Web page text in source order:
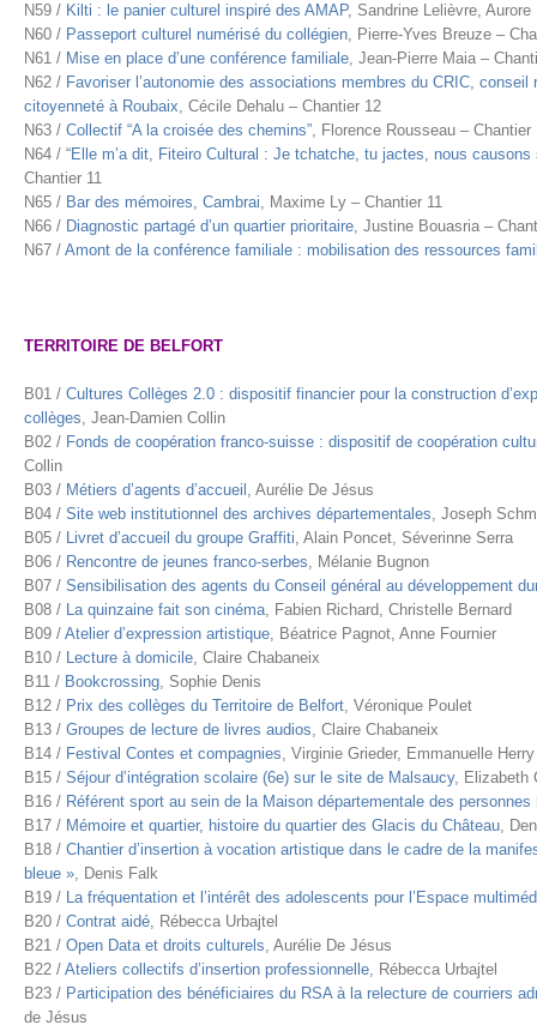
N59 / Kilti : le panier culturel inspiré des AMAP, Sandrine Lelièvre,
N60 / Passeport culturel numérisé du collégien, Pierre-Yves Breuze –
N61 / Mise en place d’une conférence familiale, Jean-Pierre Maia –
N62 / Favoriser l’autonomie des associations membres du CRIC, conseil
citoyenneté à Roubaix, Cécile Dehalu – Chantier 12
N63 / Collectif “A la croisée des chemins”, Florence Rousseau – Chantier
N64 / “Elle m’a dit, Fiteiro Cultural : Je tchatche, tu jactes, nous causons
Chantier 11
N65 / Bar des mémoires, Cambrai, Maxime Ly – Chantier 11
N66 / Diagnostic partagé d’un quartier prioritaire, Justine Bouasria –
N67 / Amont de la conférence familiale : mobilisation des ressources
TERRITOIRE DE BELFORT
B01 / Cultures Collèges 2.0 : dispositif financier pour la construction
collèges, Jean-Damien Collin
B02 / Fonds de coopération franco-suisse : dispositif de coopération
Collin
B03 / Métiers d’agents d’accueil , Aurélie De Jésus
B04 / Site web institutionnel des archives départementales, Joseph
B05 / Livret d’accueil du groupe Graffiti, Alain Poncet, Séverinne Serra
B06 / Rencontre de jeunes franco-serbes, Mélanie Bugnon
B07 / Sensibilisation des agents du Conseil général au développement
B08 / La quinzaine fait son cinéma, Fabien Richard, Christelle Bernard
B09 / Atelier d’expression artistique, Béatrice Pagnot, Anne Fournier
B10 / Lecture à domicile, Claire Chabaneix
B11 / Bookcrossing, Sophie Denis
B12 / Prix des collèges du Territoire de Belfort, Véronique Poulet
B13 / Groupes de lecture de livres audios, Claire Chabaneix
B14 / Festival Contes et compagnies, Virginie Grieder, Emmanuelle Herry
B15 / Séjour d’intégration scolaire (6e) sur le site de Malsaucy, Elizabeth
B16 / Référent sport au sein de la Maison départementale des personnes
B17 / Mémoire et quartier, histoire du quartier des Glacis du Château,
B18 / Chantier d’insertion à vocation artistique dans le cadre de la
bleue », Denis Falk
B19 / La fréquentation et l’intérêt des adolescents pour l’Espace
B20 / Contrat aidé, Rébecca Urbajtel
B21 / Open Data et droits culturels, Aurélie De Jésus
B22 / Ateliers collectifs d’insertion professionnelle, Rébecca Urbajtel
B23 / Participation des bénéficiaires du RSA à la relecture de courriers
de Jésus